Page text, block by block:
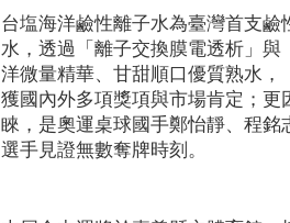
台塩海洋鹼性離子水為臺灣首支
水，透過「離子交換膜電透析」
洋微量精華、甘甜順口優質熟水
獲國內外多項獎項與市場肯定；
睞，是奧運桌球國手鄭怡靜、程
選手見證無數奪牌時刻。